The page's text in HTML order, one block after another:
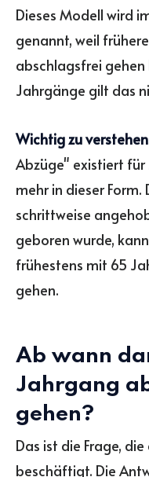
Dieses Modell wird
genannt, weil
abschlagsfrei
Jahrgänge gilt das
Wichtig zu
Abzüge" existiert
mehr in dieser
schrittweise
geboren wurde,
frühestens mit 65
gehen.
Ab wann
Jahrgang
gehen?
Das ist die Frage,
beschäftigt. Die